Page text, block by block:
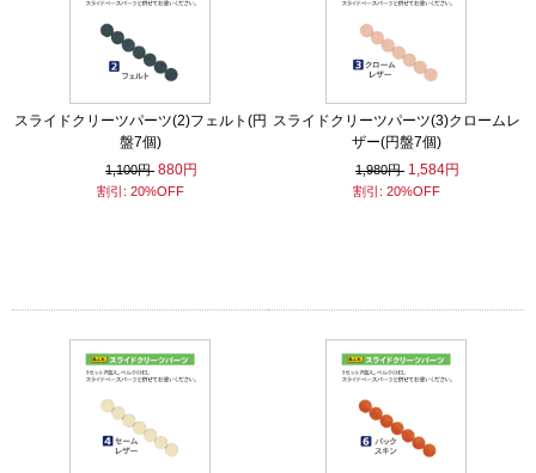
スライドクリーツパーツ(2)フェルト(円
盤7個)
1,100円 880円
割引: 20%OFF
スライドクリーツパーツ(3)クロームレ
ザー(円盤7個)
1,980円 1,584円
割引: 20%OFF